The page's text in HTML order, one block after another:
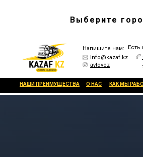
Выберите
Напишите нам:
info@kazaf.kz
avtovoz
Есть
НАШИ ПРЕИМУЩЕСТВА О НАС КАК МЫ